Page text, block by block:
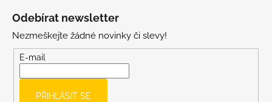
Odebírat newsletter
Nezmeškejte žádné novinky či slevy!
E-mail
PŘIHLÁSIT SE